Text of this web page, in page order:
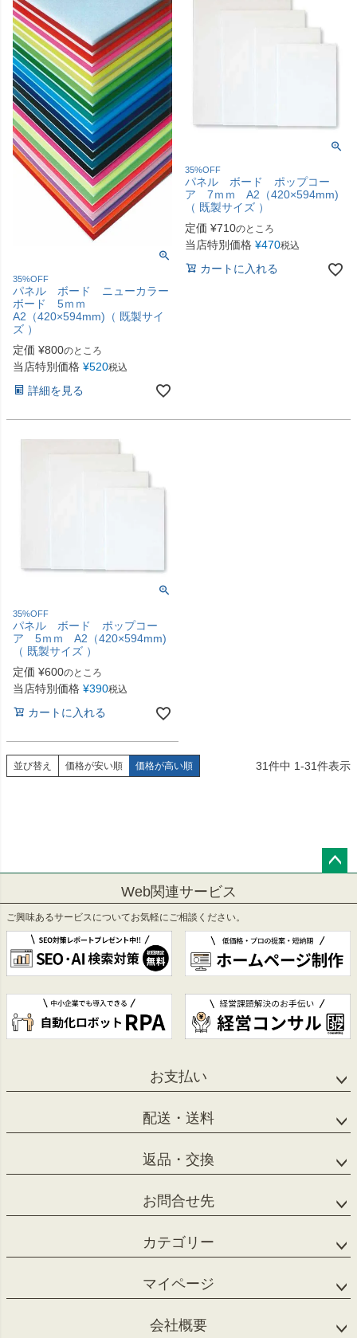
35%OFF
パネル ボード ニューカラー
ボード 5ｍｍ
A2（420×594mm)（ 既製サイ
ズ ）
定価 ¥800のところ
当店特別価格 ¥520税込
詳細を見る
35%OFF
パネル ボード ポップコー
ア 7ｍｍ A2（420×594mm)
（ 既製サイズ ）
定価 ¥710のところ
当店特別価格 ¥470税込
カートに入れる
35%OFF
パネル ボード ポップコー
ア 5ｍｍ A2（420×594mm)
（ 既製サイズ ）
定価 ¥600のところ
当店特別価格 ¥390税込
カートに入れる
並び替え 価格が安い順 価格が高い順 31件中 1-31件表示
へ
Web関連サービス
ご興味あるサービスについてお気軽にご相談ください。
お支払い
配送・送料
返品・交換
お問合せ先
カテゴリー
マイページ
会社概要